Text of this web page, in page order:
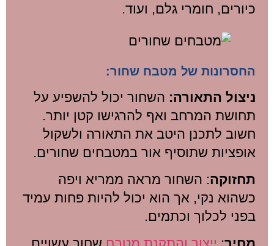
כיורים, חומרי גלם, ועוד.
החסרונות של מטבח שחור:
ניצול התאורה: השחור יכול להשפיע על
תחושת המרחב ואף להרגישו קטן יותר.
חשוב לתכנן היטב את התאורה ולשקול
אופציות שתוסיף אור במטבחים שחורים.
תחזוקה: השחור מראה ממריא ויפה
כשהוא נקי, אך הוא יכול להיות פחות עמיד
בפני לכלוך וכתמים.